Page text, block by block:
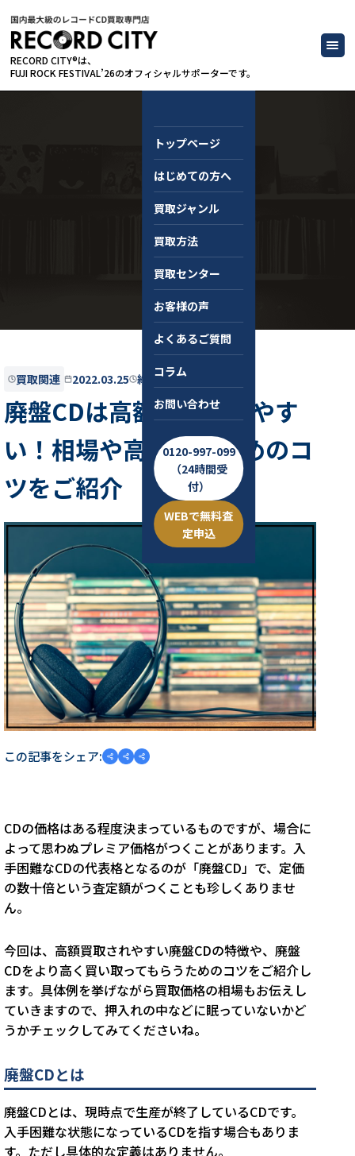
RECORD CITY®は、
FUJI ROCK FESTIVAL’26のオフィシャルサポーターです。
トップページ
はじめての方へ
買取ジャンル
買取方法
買取センター
お客様の声
よくあるご質問
コラム
お問い合わせ
0120-997-099
（24時間受
付）
WEBで無料査
定申込
コラム
買取関連 2022.03.25 約6分
廃盤CDは高額買取されやす
い！相場や高く売るためのコ
ツをご紹介
この記事をシェア:
CDの価格はある程度決まっているものですが、場合に
よって思わぬプレミア価格がつくことがあります。入
手困難なCDの代表格となるのが「廃盤CD」で、定価
の数十倍という査定額がつくことも珍しくありませ
ん。
今回は、高額買取されやすい廃盤CDの特徴や、廃盤
CDをより高く買い取ってもらうためのコツをご紹介し
ます。具体例を挙げながら買取価格の相場もお伝えし
ていきますので、押入れの中などに眠っていないかど
うかチェックしてみてくださいね。
廃盤CDとは
廃盤CDとは、現時点で生産が終了しているCDです。
入手困難な状態になっているCDを指す場合もありま
す。ただし具体的な定義はありません。